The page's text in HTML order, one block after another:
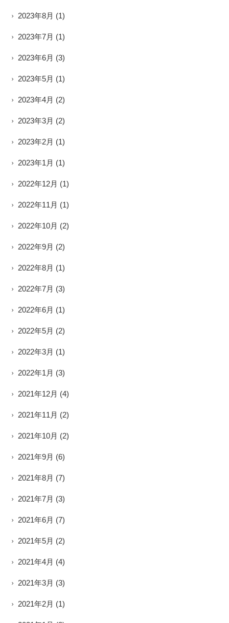
2023年8月 (1)
2023年7月 (1)
2023年6月 (3)
2023年5月 (1)
2023年4月 (2)
2023年3月 (2)
2023年2月 (1)
2023年1月 (1)
2022年12月 (1)
2022年11月 (1)
2022年10月 (2)
2022年9月 (2)
2022年8月 (1)
2022年7月 (3)
2022年6月 (1)
2022年5月 (2)
2022年3月 (1)
2022年1月 (3)
2021年12月 (4)
2021年11月 (2)
2021年10月 (2)
2021年9月 (6)
2021年8月 (7)
2021年7月 (3)
2021年6月 (7)
2021年5月 (2)
2021年4月 (4)
2021年3月 (3)
2021年2月 (1)